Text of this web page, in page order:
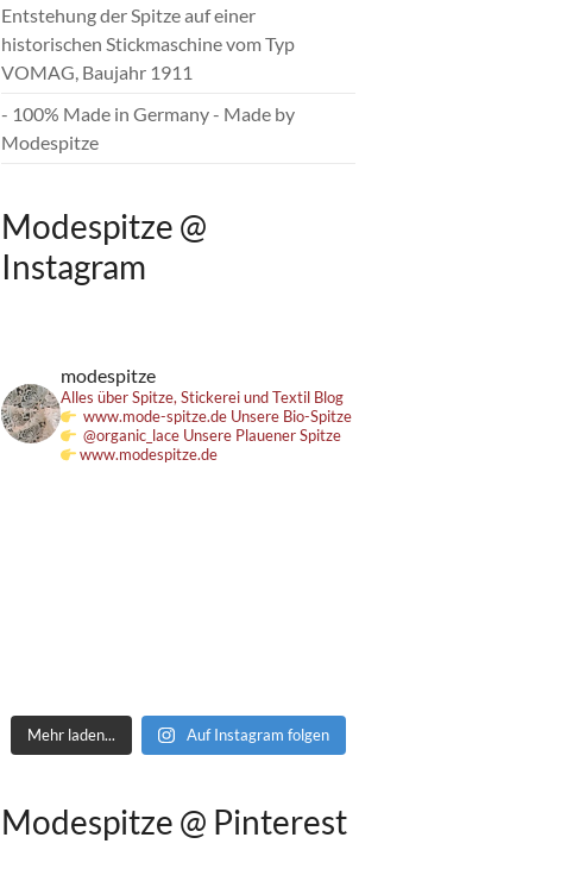
Entstehung der Spitze auf einer
historischen Stickmaschine vom Typ
VOMAG, Baujahr 1911
- 100% Made in Germany - Made by
Modespitze
Modespitze @
Instagram
modespitze
Alles über Spitze, Stickerei und TextilBlog
www.mode-spitze.deUnsere Bio-Spitze
@organic_lace Unsere Plauener Spitze
www.modespitze.de
Mehr laden... Auf Instagram folgen
Modespitze @ Pinterest